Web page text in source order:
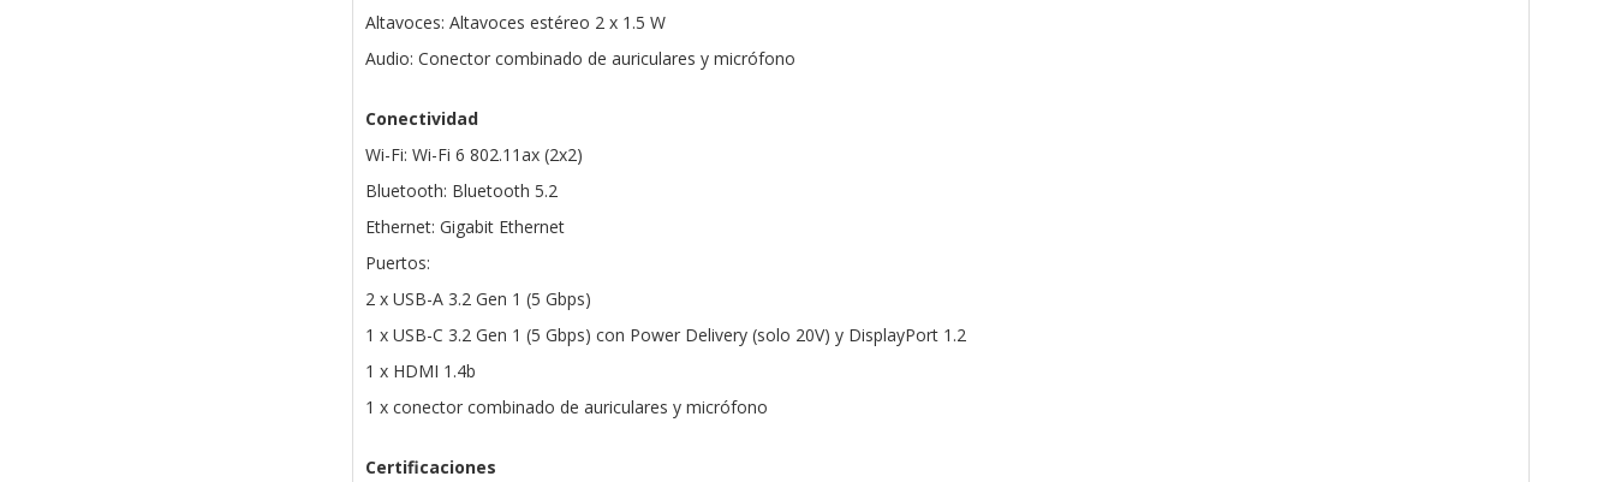
Altavoces: Altavoces estéreo 2 x 1.5 W
Audio: Conector combinado de auriculares y micrófono
Conectividad
Wi-Fi: Wi-Fi 6 802.11ax (2x2)
Bluetooth: Bluetooth 5.2
Ethernet: Gigabit Ethernet
Puertos:
2 x USB-A 3.2 Gen 1 (5 Gbps)
1 x USB-C 3.2 Gen 1 (5 Gbps) con Power Delivery (solo 20V) y DisplayPort 1.2
1 x HDMI 1.4b
1 x conector combinado de auriculares y micrófono
Certificaciones